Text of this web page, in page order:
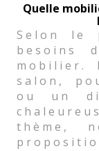
Quelle
Selon le
besoins
mobilier.
salon,
ou un
thème,